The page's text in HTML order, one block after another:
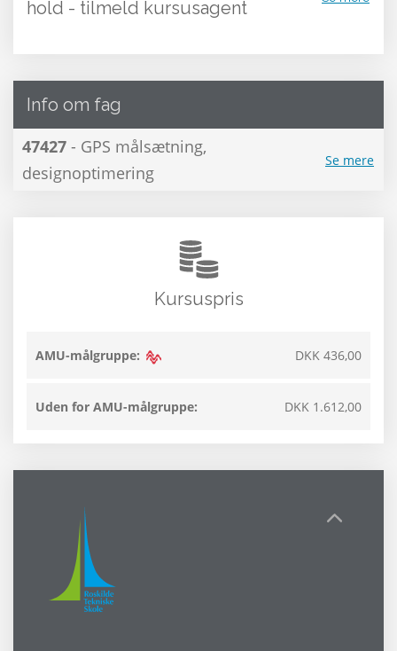
hold - tilmeld kursusagent
Info om fag
47427 - GPS målsætning,
designoptimering
Se mere
Kursuspris
AMU-målgruppe: DKK 436,00
Uden for AMU-målgruppe: DKK 1.612,00